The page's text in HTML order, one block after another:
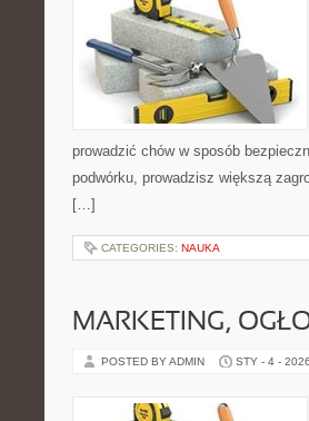
prowadzić chów w sposób
podwórku, prowadzisz większą
[…]
CATEGORIES: NAUKA
MARKETING,
POSTED BY ADMIN STY - 4 - 2026